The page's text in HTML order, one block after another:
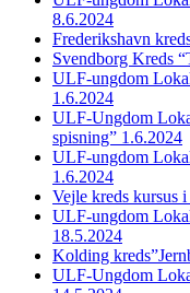
8.6.2024
Frederikshavn
Svendborg Kreds
ULF-ungdom
1.6.2024
ULF-Ungdom
spisning” 1.6.2024
ULF-ungdom
1.6.2024
Vejle kreds kursus
ULF-ungdom
18.5.2024
Kolding
ULF-Ungdom